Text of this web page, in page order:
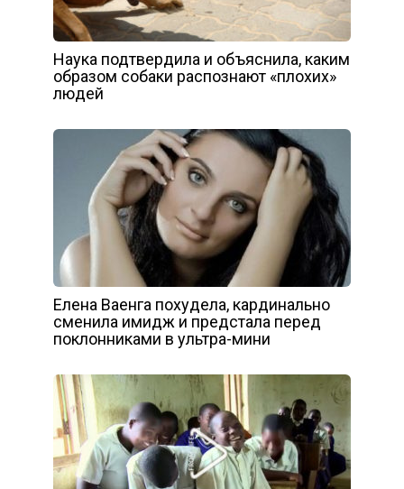
Наука подтвердила и объяснила, каким
образом собаки распознают «плохих»
людей
Елена Ваенга похудела, кардинально
сменила имидж и предстала перед
поклонниками в ультра-мини